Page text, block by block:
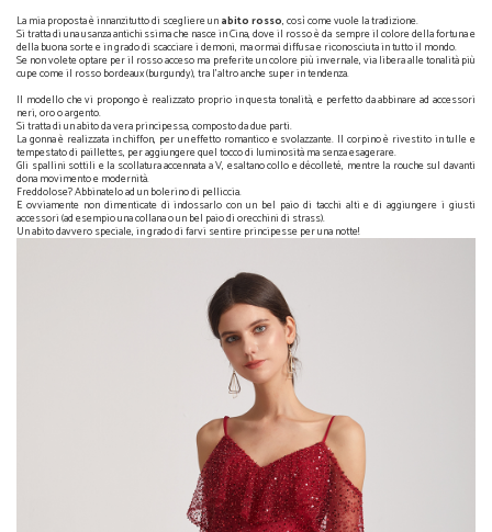
La mia proposta è innanzitutto di scegliere unabito rosso, così come vuole la tradizione.
Si tratta di una usanza antichissima che nasce in Cina, dove il rosso è da sempre il colore della fortuna e
della buona sorte e in grado di scacciare i demoni, ma ormai diffusa e riconosciuta in tutto il mondo.
Se non volete optare per il rosso acceso ma preferite un colore più invernale, via libera alle tonalità più
cupe come il rosso bordeaux (burgundy), tra l'altro anche super in tendenza.
Il modello che vi propongo è realizzato proprio in questa tonalità, e perfetto da abbinare ad accessori
neri, oro o argento.
Si tratta di un abito da vera principessa, composto da due parti.
La gonna è realizzata in chiffon, per un effetto romantico e svolazzante. Il corpino è rivestito in tulle e
tempestato di paillettes, per aggiungere quel tocco di luminosità ma senza esagerare.
Gli spallini sottili e la scollatura accennata a V, esaltano collo e décolleté, mentre la rouche sul davanti
dona movimento e modernità.
Freddolose? Abbinatelo ad un bolerino di pelliccia.
E ovviamente non dimenticate di indossarlo con un bel paio di tacchi alti e di aggiungere i giusti
accessori (ad esempio una collana o un bel paio di orecchini di strass).
Un abito davvero speciale, in grado di farvi sentire principesse per una notte!